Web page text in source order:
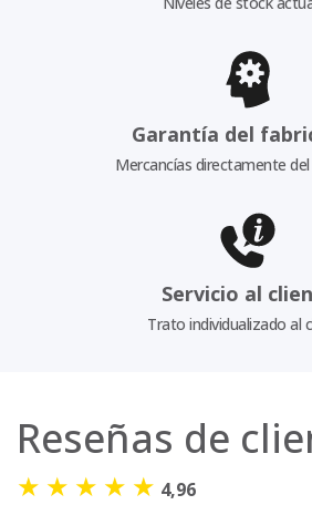
Garantía del
Mercancías directamente
Servicio al
Trato individualizado al
Reseñas de
★ ★ ★ ★ ★ 4,96